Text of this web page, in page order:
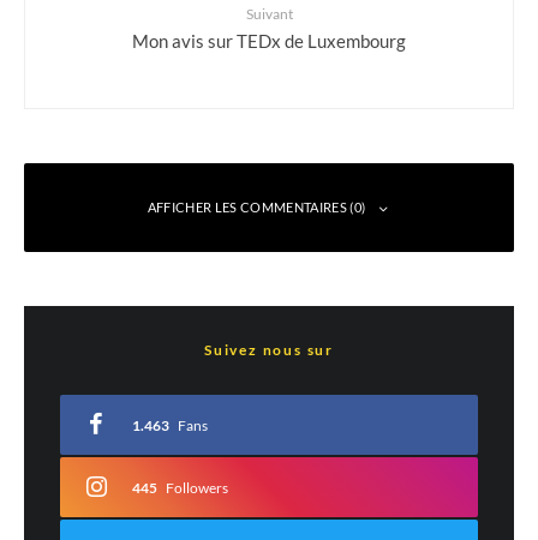
Suivant
Mon avis sur TEDx de Luxembourg
AFFICHER LES COMMENTAIRES (0)
*
Commentaire*
Suivez nous sur
1.463 Fans
445 Followers